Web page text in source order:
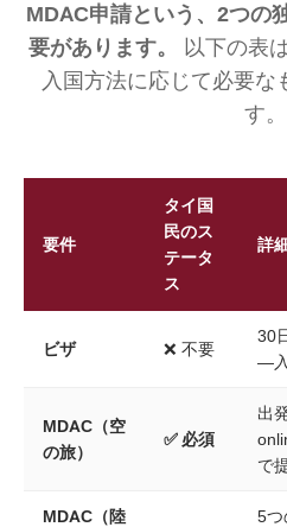
MDAC申請という、2つの
要があります。
以下の表
入国方法に応じて必要
す。
要件
タイ国
民のス
テータ
ス
詳
ビザ ❌ 不要
30
—
MDAC（空
の旅）
✅ 必須
出
で
MDAC（陸
5つ